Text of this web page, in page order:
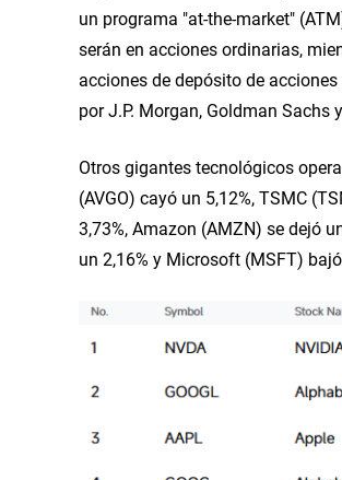
un programa "at-the-market"
serán en acciones ordinarias,
acciones de depósito de
por J.P. Morgan, Goldman Sachs
Otros gigantes tecnológicos
(AVGO) cayó un 5,12%, TSMC
3,73%, Amazon (AMZN) se dejó
un 2,16% y Microsoft (MSFT)